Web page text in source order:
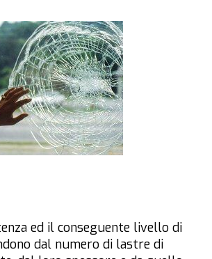
ed il conseguente livello di
dal numero di lastre di